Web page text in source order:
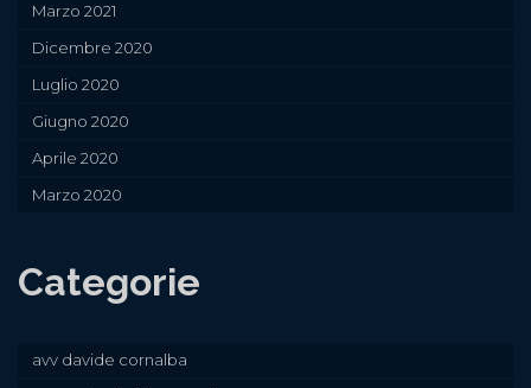
Marzo 2021
Dicembre 2020
Luglio 2020
Giugno 2020
Aprile 2020
Marzo 2020
Categorie
avv davide cornalba